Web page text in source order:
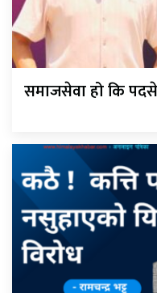
समाजसेवा हो कि